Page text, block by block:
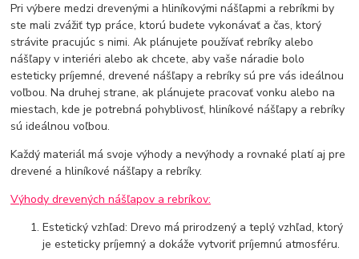
Pri výbere medzi drevenými a hliníkovými nášľapmi a rebríkmi by
ste mali zvážiť typ práce, ktorú budete vykonávať a čas, ktorý
strávite pracujúc s nimi. Ak plánujete používať rebríky alebo
nášľapy v interiéri alebo ak chcete, aby vaše náradie bolo
esteticky príjemné, drevené nášľapy a rebríky sú pre vás ideálnou
voľbou. Na druhej strane, ak plánujete pracovať vonku alebo na
miestach, kde je potrebná pohyblivosť, hliníkové nášľapy a rebríky
sú ideálnou voľbou.
Každý materiál má svoje výhody a nevýhody a rovnaké platí aj pre
drevené a hliníkové nášľapy a rebríky.
Výhody drevených nášľapov a rebríkov:
Estetický vzhľad: Drevo má prirodzený a teplý vzhľad, ktorý
je esteticky príjemný a dokáže vytvoriť príjemnú atmosféru.